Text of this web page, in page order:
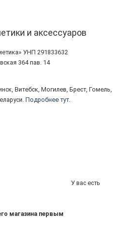
и аксессуаров
УНП 291833632
364 пав. 14
Витебск, Могилев, Брест, Гомель,
Подробнее тут.
У вас есть
магазина первым